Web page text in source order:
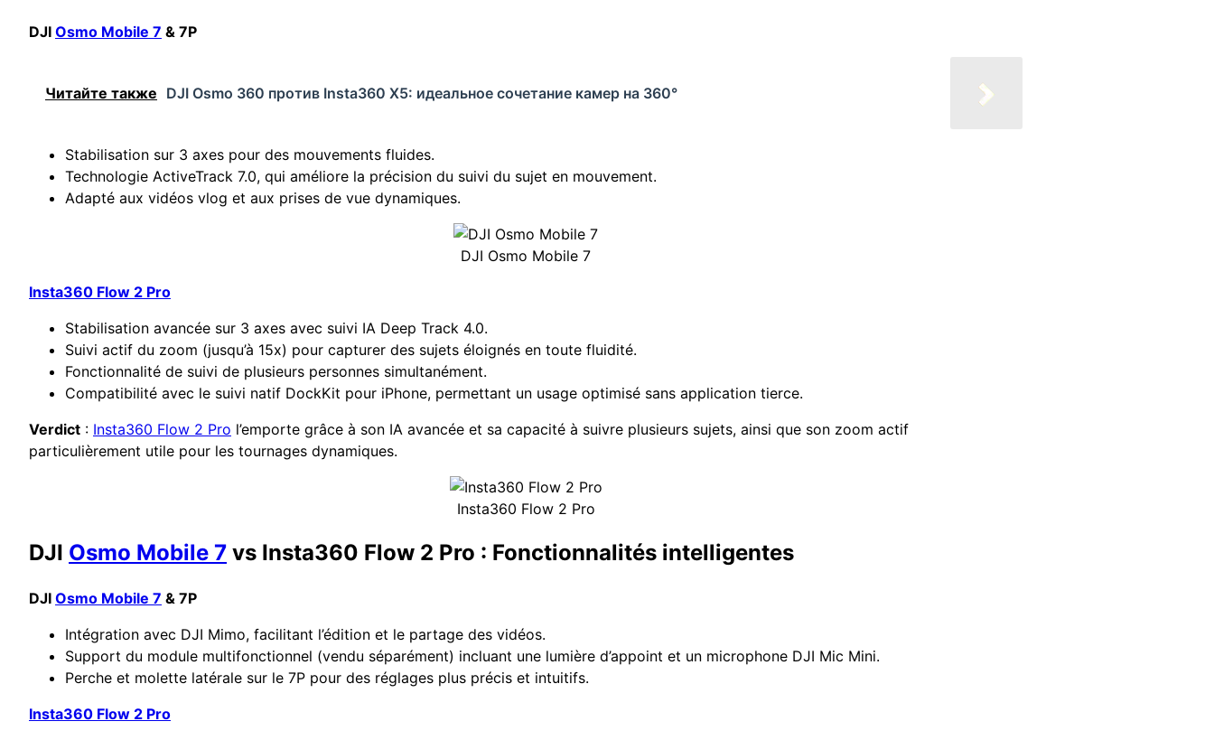
DJI Osmo Mobile 7 & 7P
Читайте также DJI Osmo 360 против Insta360 X5: идеальное сочетание камер на 360°
Stabilisation sur 3 axes pour des mouvements fluides.
Technologie ActiveTrack 7.0, qui améliore la précision du suivi du sujet en mouvement.
Adapté aux vidéos vlog et aux prises de vue dynamiques.
DJI Osmo Mobile 7
Insta360 Flow 2 Pro
Stabilisation avancée sur 3 axes avec suivi IA Deep Track 4.0.
Suivi actif du zoom (jusqu’à 15x) pour capturer des sujets éloignés en toute fluidité.
Fonctionnalité de suivi de plusieurs personnes simultanément.
Compatibilité avec le suivi natif DockKit pour iPhone, permettant un usage optimisé sans application tierce.
Verdict : Insta360 Flow 2 Pro l’emporte grâce à son IA avancée et sa capacité à suivre plusieurs sujets, ainsi que son zoom actif
particulièrement utile pour les tournages dynamiques.
Insta360 Flow 2 Pro
DJI Osmo Mobile 7 vs Insta360 Flow 2 Pro : Fonctionnalités intelligentes
DJI Osmo Mobile 7 & 7P
Intégration avec DJI Mimo, facilitant l’édition et le partage des vidéos.
Support du module multifonctionnel (vendu séparément) incluant une lumière d’appoint et un microphone DJI Mic Mini.
Perche et molette latérale sur le 7P pour des réglages plus précis et intuitifs.
Insta360 Flow 2 Pro